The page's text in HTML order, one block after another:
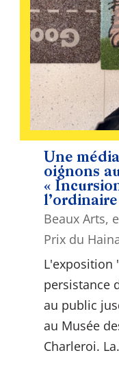
Une
oignons
«
l’ordinaire
Beaux Arts,
Prix du
L'exposition
persistance
au public
au Musée
Charleroi.